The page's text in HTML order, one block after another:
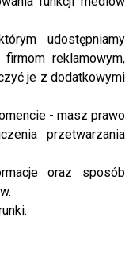
udostępniamy
reklamowym,
je z dodatkowymi
- masz prawo
przetwarzania
oraz sposób
& Garden
w jej